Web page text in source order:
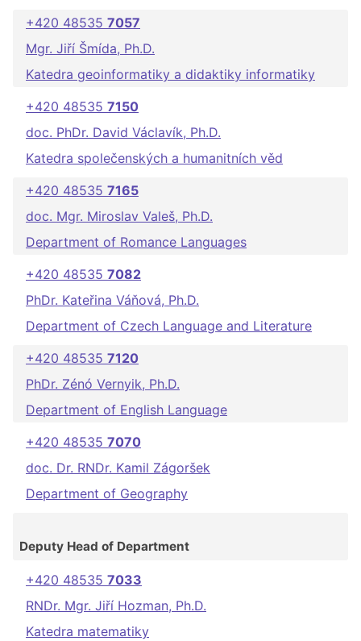
+420 48535 7057
Mgr. Jiří Šmída, Ph.D.
Katedra geoinformatiky a didaktiky informatiky
+420 48535 7150
doc. PhDr. David Václavík, Ph.D.
Katedra společenských a humanitních věd
+420 48535 7165
doc. Mgr. Miroslav Valeš, Ph.D.
Department of Romance Languages
+420 48535 7082
PhDr. Kateřina Váňová, Ph.D.
Department of Czech Language and Literature
+420 48535 7120
PhDr. Zénó Vernyik, Ph.D.
Department of English Language
+420 48535 7070
doc. Dr. RNDr. Kamil Zágoršek
Department of Geography
Deputy Head of Department
+420 48535 7033
RNDr. Mgr. Jiří Hozman, Ph.D.
Katedra matematiky